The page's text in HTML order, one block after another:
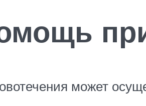
может